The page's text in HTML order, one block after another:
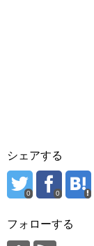
シェアする
0 0
フォローする